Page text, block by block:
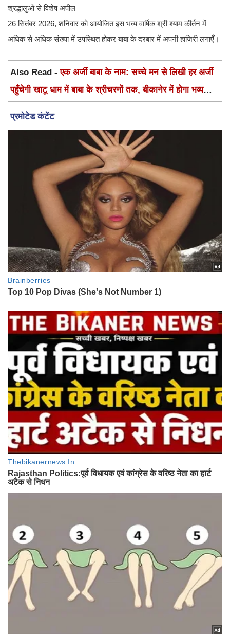
श्रद्धालुओं से विशेष अपील
26 सितंबर 2026, शनिवार को आयोजित इस भव्य वार्षिक श्री श्याम कीर्तन में
अधिक से अधिक संख्या में उपस्थित होकर बाबा के दरबार में अपनी हाजिरी लगाएँ।
Also Read -एक अर्जी बाबा के नाम: सच्चे मन से लिखी हर अर्जी
पहुँचेगी खाटू धाम में बाबा के श्रीचरणों तक, बीकानेर में होगा भव्य